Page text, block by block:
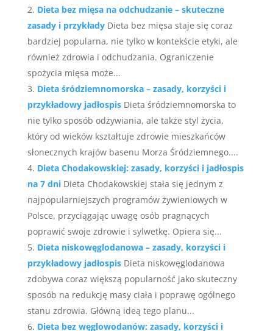
Dieta bez mięsa na odchudzanie – skuteczne
zasady i przykłady Dieta bez mięsa staje się coraz
bardziej popularna, nie tylko w kontekście etyki, ale
również zdrowia i odchudzania. Ograniczenie
spożycia mięsa może...
Dieta śródziemnomorska – zasady, korzyści i
przykładowy jadłospis Dieta śródziemnomorska to
nie tylko sposób odżywiania, ale także styl życia,
który od wieków kształtuje zdrowie mieszkańców
słonecznych krajów basenu Morza Śródziemnego....
Dieta Chodakowskiej: zasady, korzyści i jadłospis
na 7 dni Dieta Chodakowskiej stała się jednym z
najpopularniejszych programów żywieniowych w
Polsce, przyciągając uwagę osób pragnących
poprawić swoje zdrowie i sylwetkę. Opiera się...
Dieta niskowęglodanowa – zasady, korzyści i
przykładowy jadłospis Dieta niskowęglodanowa
zdobywa coraz większą popularność jako skuteczny
sposób na redukcję masy ciała i poprawę ogólnego
stanu zdrowia. Główną ideą tego planu...
Dieta bez węglowodanów: zasady, korzyści i